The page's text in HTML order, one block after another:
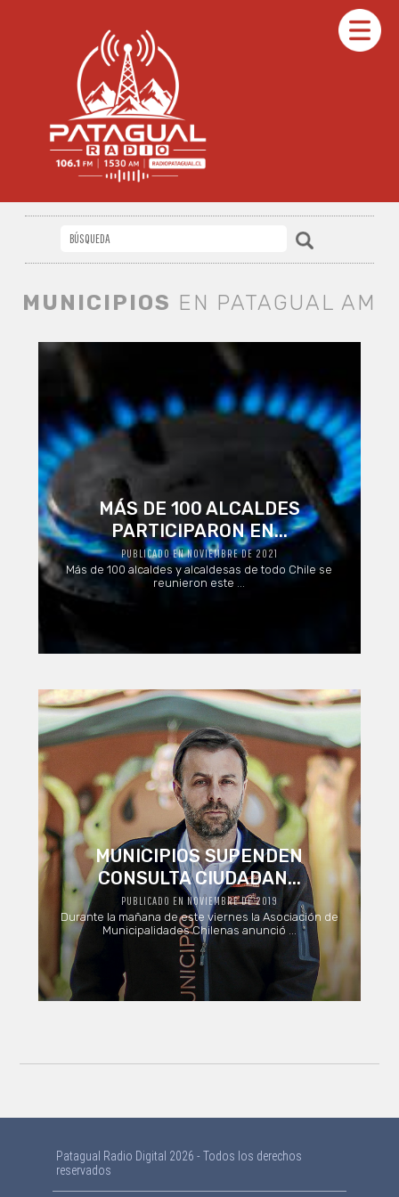
MUNICIPIOS EN PATAGUAL AM
MÁS DE 100 ALCALDES
PARTICIPARON EN...
PUBLICADO EN NOVIEMBRE DE 2021
Más de 100 alcaldes y alcaldesas de todo Chile se
reunieron este ...
MUNICIPIOS SUPENDEN
CONSULTA CIUDADAN...
PUBLICADO EN NOVIEMBRE DE 2019
Durante la mañana de este viernes la Asociación de
Municipalidades Chilenas anunció ...
Patagual Radio Digital 2026 - Todos los derechos
reservados